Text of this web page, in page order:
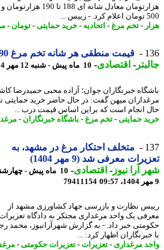
- تخم مرغ -اتحادیه-خرید حمایتی-تومان-مرغدار
قیمت منطقی هر شانه تخم مرغ 190 هزارتومان
-اقتصادی-10 ماه پیش - شنبه 12 مهر 1404، 07:57
خبرنگاران جوان؛ آزاده محبی حمیدرضا
انجام است که براین اساس قیمت درب ...
حمایتی-تخم مرغ -باشگاه خبرنگاران- مرغدار -
متخلف احتکار مرغ در مشهد، به
معرفی شد (9 مهر 1404)
آرا نیوز-اقتصادی-
10 ماه پیش - چهارشنبه
79411154
نظارت و بازرسی جهاد کشاورزی مشهد از
یک واحد مرغداری محتکر به دادگاه تعزیرات
خبر داد. - به گزارش شهرآرانیوز، محمد
اظهار کرد: ...
مرغداری- تعزیرات- تعزیرات حکومتی-مرغدار -